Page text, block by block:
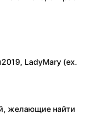
LadyMary (ex.
желающие найти